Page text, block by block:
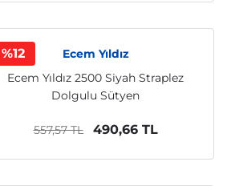
%12
Ecem Yıldız
Ecem Yıldız 2500 Siyah Straplez
Dolgulu Sütyen
557,57 TL 490,66 TL